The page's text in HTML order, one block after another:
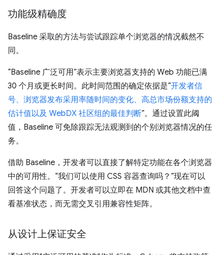
功能级精确度
Baseline 采取的方法与尝试跟踪单个浏览器的情况截然不
同。
“Baseline 广泛可用”表示主要浏览器支持的 Web 功能已满
30 个月或更长时间。此时间范围的确定依据是“开发者信
号、浏览器发布采用率随时间的变化、高总市场份额支持的
估计值以及 WebDX 社区组的最佳判断”。通过设置此阈
值，Baseline 可免除跟踪无法观测到的个别浏览器情况的任
务。
借助 Baseline，开发者可以直接了解特定功能在各个浏览器
中的可用性。“我们可以使用 CSS 容器查询吗？”现在可以
回答这个问题了。开发者可以立即在 MDN 或其他文档中查
看基准状态，而无需交叉引用兼容性矩阵。
从设计上保证安全